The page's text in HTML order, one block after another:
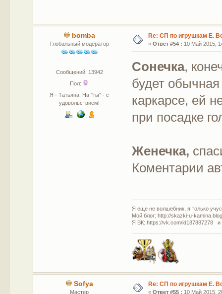
bomba
Глобальный модератор
Сообщений: 13942
Пол:
Я - Татьяна. На "ты" - с
удовольствием!
Re: СП по игрушкам Е.
« Ответ #54 : 10 Май 2015,
Сонечка,
будет
каркарсе, ей
при посадке
Женечка,
Коментарии
Я еще не волшебник, я только
Мой блог: http://skazki-u-
Я ВК: https://vk.com/id187887278 и
Sofya
Мастер
Re: СП по игрушкам Е.
« Ответ #55 : 10 Май 2015,